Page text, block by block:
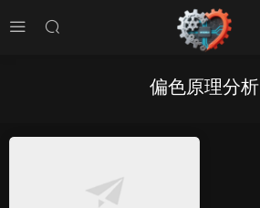
偏色原理分析